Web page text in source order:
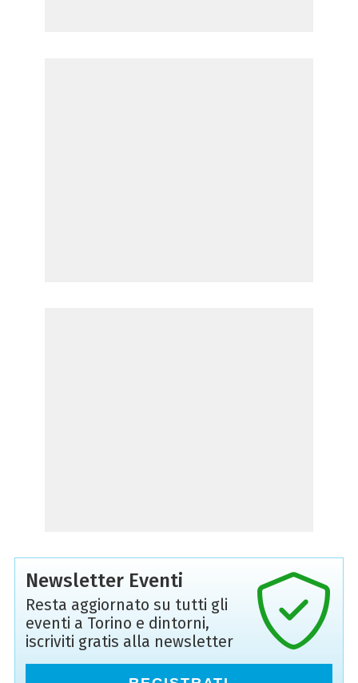
Newsletter Eventi
Resta aggiornato su tutti gli
eventi a Torino e dintorni,
iscriviti gratis alla newsletter